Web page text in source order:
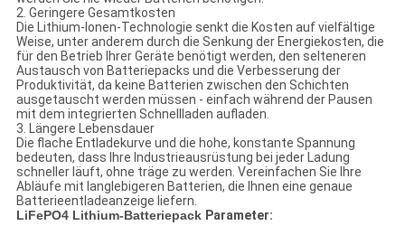
2. Geringere Gesamtkosten
Die Lithium-Ionen-Technologie senkt die Kosten auf vielfältige
Weise, unter anderem durch die Senkung der Energiekosten, die
für den Betrieb Ihrer Geräte benötigt werden, den selteneren
Austausch von Batteriepacks und die Verbesserung der
Produktivität, da keine Batterien zwischen den Schichten
ausgetauscht werden müssen - einfach während der Pausen
mit dem integrierten Schnellladen aufladen.
3. Längere Lebensdauer
Die flache Entladekurve und die hohe, konstante Spannung
bedeuten, dass Ihre Industrieausrüstung bei jeder Ladung
schneller läuft, ohne träge zu werden. Vereinfachen Sie Ihre
Abläufe mit langlebigeren Batterien, die Ihnen eine genaue
Batterieentladeanzeige liefern.
LiFePO4 Lithium-Batteriepack Parameter: